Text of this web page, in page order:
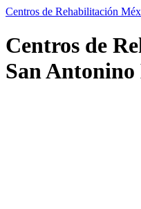
Centros de Rehabilitación
Centros de
San